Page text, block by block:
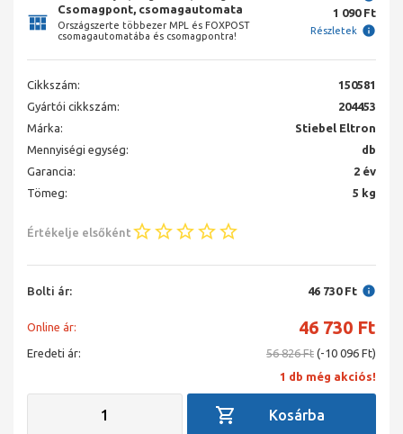
Csomagpont, csomagautomata
Országszerte többezer MPL és FOXPOST
csomagautomatába és csomagpontra!
1 090 Ft
Részletek
Cikkszám:
150581
Gyártói cikkszám:
204453
Márka:
Stiebel Eltron
Mennyiségi egység:
db
Garancia:
2 év
Tömeg:
5 kg
Értékelje elsőként
Bolti ár: 46 730 Ft
Online ár: 46 730 Ft
Eredeti ár: 56 826 Ft (-10 096 Ft)
1 db még akciós!